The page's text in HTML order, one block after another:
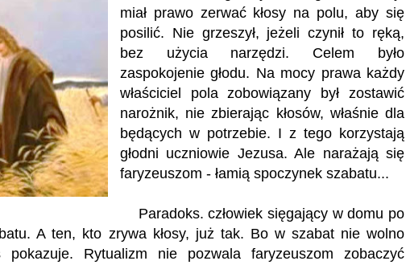
miał prawo zerwać kłosy na polu, aby się
posilić. Nie grzeszył, jeżeli czynił to ręką,
bez użycia narzędzi. Celem było
zaspokojenie głodu. Na mocy prawa każdy
właściciel pola zobowiązany był zostawić
narożnik, nie zbierając kłosów, właśnie dla
będących w potrzebie. I z tego korzystają
głodni uczniowie Jezusa. Ale narażają się
faryzeuszom - łamią spoczynek szabatu...
Paradoks. człowiek sięgający w domu po
A ten, kto zrywa kłosy, już tak. Bo w szabat nie wolno
Rytualizm nie pozwala faryzeuszom zobaczyć